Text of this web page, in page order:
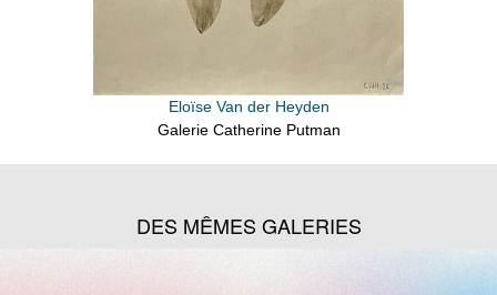
Eloïse Van der Heyden
Galerie Catherine Putman
DES MÊMES GALERIES